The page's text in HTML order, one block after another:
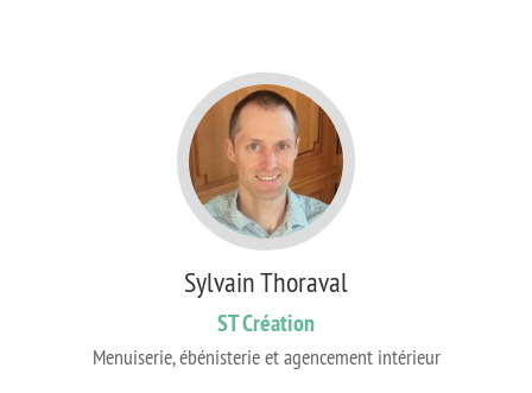
Sylvain Thoraval
ST Création
Menuiserie, ébénisterie et agencement intérieur